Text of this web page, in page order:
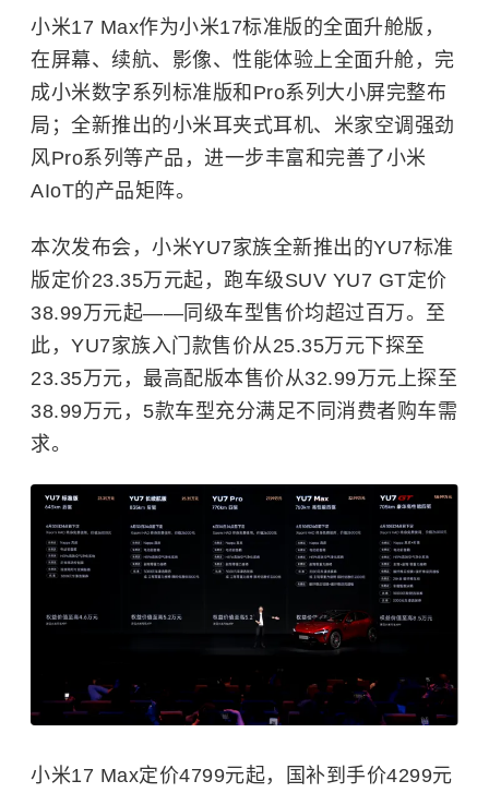
小米17 Max作为小米17标准版的全面升舱版，
在屏幕、续航、影像、性能体验上全面升舱，完
成小米数字系列标准版和Pro系列大小屏完整布
局；全新推出的小米耳夹式耳机、米家空调强劲
风Pro系列等产品，进一步丰富和完善了小米
AIoT的产品矩阵。
本次发布会，小米YU7家族全新推出的YU7标准
版定价23.35万元起，跑车级SUV YU7 GT定价
38.99万元起——同级车型售价均超过百万。至
此，YU7家族入门款售价从25.35万元下探至
23.35万元，最高配版本售价从32.99万元上探至
38.99万元，5款车型充分满足不同消费者购车需
求。
小米17 Max定价4799元起，国补到手价4299元